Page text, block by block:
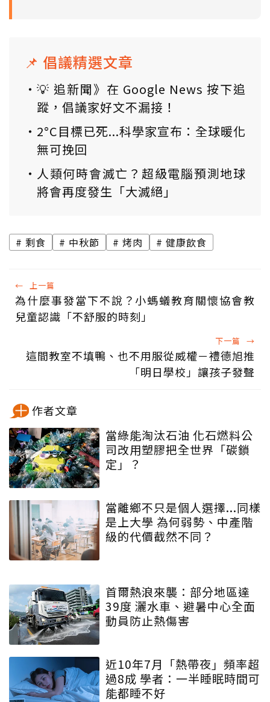
📌 倡議精選文章
💡 追新聞》在 Google News 按下追
蹤，倡議家好文不漏接！
2°C目標已死...科學家宣布：全球暖化
無可挽回
人類何時會滅亡？超級電腦預測地球
將會再度發生「大滅絕」
剩食 中秋節 烤肉 健康飲食
← 上一篇
為什麼事發當下不說？小螞蟻教育關懷協會教
兒童認識「不舒服的時刻」
下一篇 →
這間教室不填鴨、也不用服從威權－禮德旭推
「明日學校」讓孩子發聲
作者文章
當綠能淘汰石油 化石燃料公
司改用塑膠把全世界「碳鎖
定」？
當離鄉不只是個人選擇...同樣
是上大學 為何弱勢、中產階
級的代價截然不同？
首爾熱浪來襲：部分地區達
39度 灑水車、避暑中心全面
動員防止熱傷害
近10年7月「熱帶夜」頻率超
過8成 學者：一半睡眠時間可
能都睡不好